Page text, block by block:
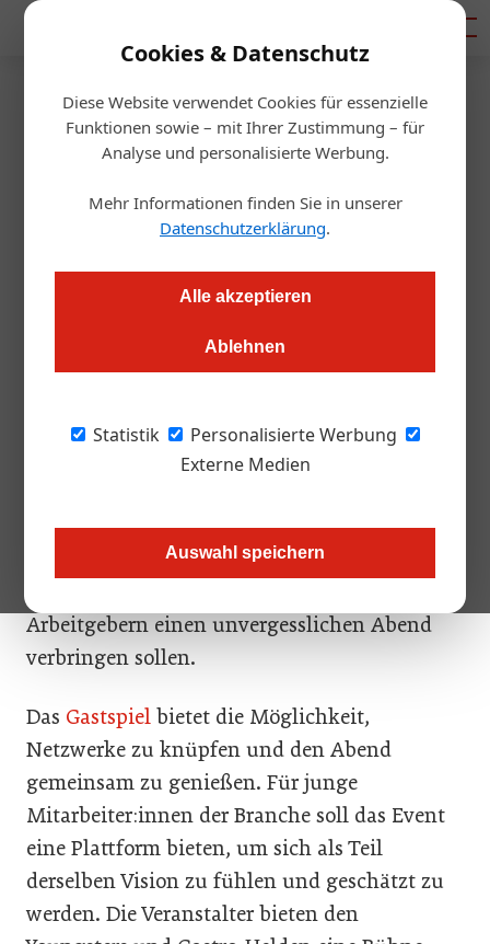
Cookies & Datenschutz
Diese Website verwendet Cookies für essenzielle
Funktionen sowie – mit Ihrer Zustimmung – für
Analyse und personalisierte Werbung.
Mehr Informationen finden Sie in unserer
Datenschutzerklärung.
Alle akzeptieren
Ablehnen
Statistik
Personalisierte Werbung
Externe Medien
Auswahl speichern
Startseite/Gastro & Hotel
Fest für Helden des
Gastgewerbes
Networking für Gastronomen, Hoteliers und deren
Mitarbeiter: Am 20. März 2023 findet das "Gastspiel" in
Am 20. März 2023 findet ab 19 Uhr findet ein
statt. Denn im Mittelpunkt stehen nicht
Gäste, sondern Mitarbeiter:innen und
Arbeitgebern einen unvergesslichen Abend
verbringen sollen.
Das Gastspiel bietet die Möglichkeit,
Netzwerke zu knüpfen und den Abend
gemeinsam zu genießen. Für junge
Mitarbeiter:innen der Branche soll das Event
eine Plattform bieten, um sich als Teil
derselben Vision zu fühlen und geschätzt zu
werden. Die Veranstalter bieten den